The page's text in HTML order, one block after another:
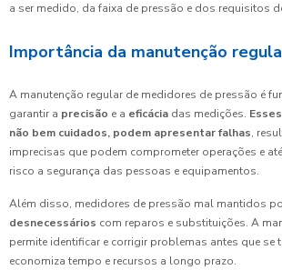
a ser medido, da faixa de pressão e dos requisitos
Importância da manutenção
A manutenção regular de medidores de pressão é
garantir a precisão e a eficácia das medições.
não bem cuidados, podem apresentar falhas,
imprecisas que podem comprometer operações e
risco a segurança das pessoas e equipamentos.
Além disso, medidores de pressão mal mantidos
desnecessários com reparos e substituições. A
permite identificar e corrigir problemas antes que se
economiza tempo e recursos a longo prazo.